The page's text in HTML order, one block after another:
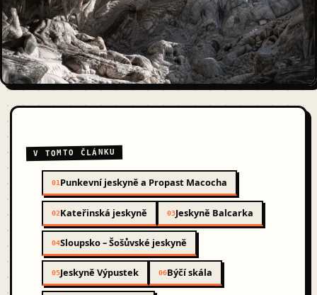
V TOMTO ČLÁNKU
01Punkevní jeskyně a Propast Macocha
02Kateřinská jeskyně 03Jeskyně Balcarka
04Sloupsko – Šošůvské jeskyně
05Jeskyně Výpustek 06Býčí skála